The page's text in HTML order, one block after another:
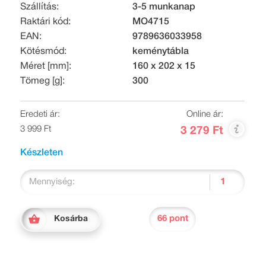
Szállítás:
3-5 munkanap
Raktári kód:
MO4715
EAN:
9789636033958
Kötésmód:
keménytábla
Méret [mm]:
160 x 202 x 15
Tömeg [g]:
300
Eredeti ár:
3 999 Ft
Online ár:
3 279 Ft
Készleten
Mennyiség:
Kosárba 66 pont